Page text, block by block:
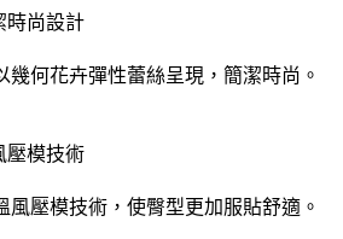
時尚設計
幾何花卉彈性蕾絲呈現，簡潔時尚。
壓模技術
風壓模技術，使臀型更加服貼舒適。